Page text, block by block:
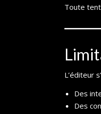
Toute
L’éditeur
Des
Des